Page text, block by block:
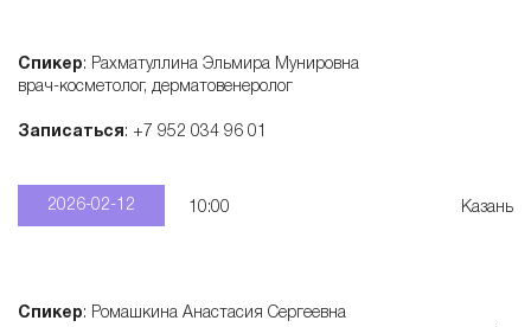
Спикер: Рахматуллина Эльмира Мунировна
врач-косметолог, дерматовенеролог
Записаться: +7 952 034 96 01
2026-02-12 10:00 Казань
Спикер: Ромашкина Анастасия Сергеевна